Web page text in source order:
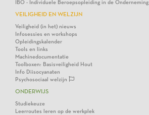
IBO - Individuele Beroepsopleiding in de Onderneming
VEILIGHEID EN WELZIJN
Veiligheid (in het) nieuws
Infosessies en workshops
Opleidingskalender
Tools en links
Machinedocumentatie
Toolboxen: Basisveiligheid Hout
Info Diisocyanaten
Psychosociaal welzijn
ONDERWIJS
Studiekeuze
Leerroutes leren op de werkplek